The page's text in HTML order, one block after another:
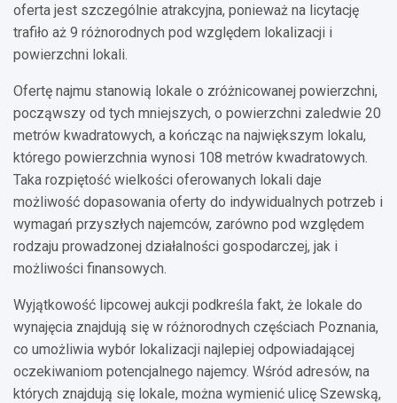
oferta jest szczególnie atrakcyjna, ponieważ na licytację
trafiło aż 9 różnorodnych pod względem lokalizacji i
powierzchni lokali.
Ofertę najmu stanowią lokale o zróżnicowanej powierzchni,
począwszy od tych mniejszych, o powierzchni zaledwie 20
metrów kwadratowych, a kończąc na największym lokalu,
którego powierzchnia wynosi 108 metrów kwadratowych.
Taka rozpiętość wielkości oferowanych lokali daje
możliwość dopasowania oferty do indywidualnych potrzeb i
wymagań przyszłych najemców, zarówno pod względem
rodzaju prowadzonej działalności gospodarczej, jak i
możliwości finansowych.
Wyjątkowość lipcowej aukcji podkreśla fakt, że lokale do
wynajęcia znajdują się w różnorodnych częściach Poznania,
co umożliwia wybór lokalizacji najlepiej odpowiadającej
oczekiwaniom potencjalnego najemcy. Wśród adresów, na
których znajdują się lokale, można wymienić ulicę Szewską,